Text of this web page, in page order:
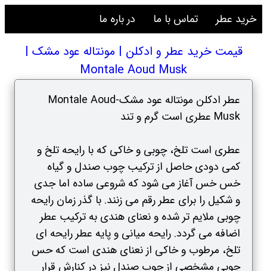
خرید عطر تماس با ما در باره ما
قیمت خرید عطر و ادکلن | مونتاله عود مشک |
Montale Aoud Musk
عطر ادکلن مونتاله عود مشک-Montale Aoud
Musk عطری است گرم و تند
عطری است تلخ، چوبی و خاکی که با رایحه تلخ و
کمی دودی حاصل از ترکیب چوب صندل و گیاه
خس خس آغاز می شود که شروعی ساده اما جدی
و شکیل را برای عطر رقم می زنند. با گذر زمان رایحه
چوبی ملایم تر شده و نعنای هندی به ترکیب عطر
اضافه می گردد. رایحه میانی و پایه عطر رایحه ای
تلخ، مرطوب و خاکی از نعنای هندی است که حس
چوبی مشخصی از چوب صندل نیز در کنارش قرار